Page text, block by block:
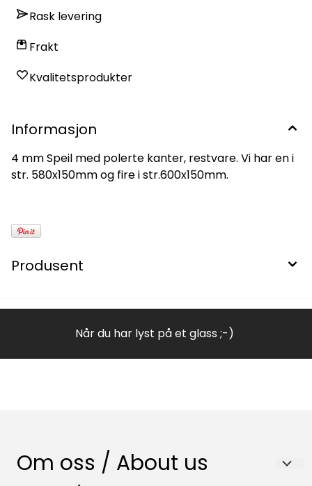
Rask levering
Frakt
Kvalitetsprodukter
Informasjon
4 mm Speil med polerte kanter, restvare. Vi har en i
str. 580x150mm og fire i str.600x150mm.
Produsent
Når du har lyst på et glass ;-)
Om oss / About us